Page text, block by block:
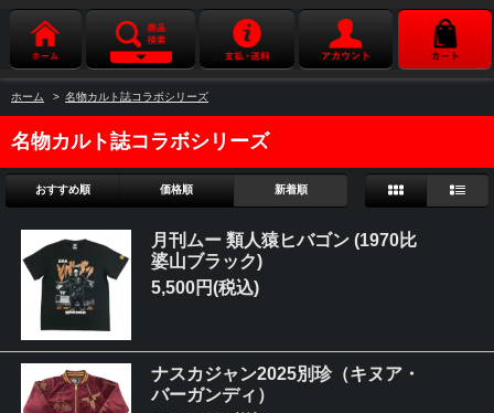
ホーム > 名物カルト誌コラボシリーズ
名物カルト誌コラボシリーズ
おすすめ順 価格順 新着順
月刊ムー 類人猿ヒバゴン (1970比
婆山ブラック)
5,500円(税込)
ナスカジャン2025別珍（キヌア・
バーガンディ）